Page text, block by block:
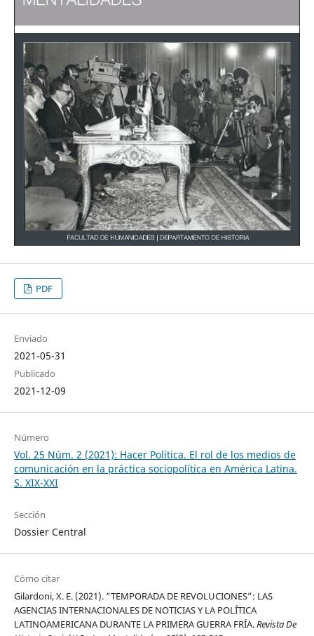
PDF
Enviado
2021-05-31
Publicado
2021-12-09
Número
Vol. 25 Núm. 2 (2021): Hacer Política. El rol de los medios de
comunicación en la práctica sociopolítica en América Latina.
S. XIX-XXI
Sección
Dossier Central
Cómo citar
Gilardoni, X. E. (2021). “TEMPORADA DE REVOLUCIONES”: LAS
AGENCIAS INTERNACIONALES DE NOTICIAS Y LA POLÍTICA
LATINOAMERICANA DURANTE LA PRIMERA GUERRA FRÍA.Revista De